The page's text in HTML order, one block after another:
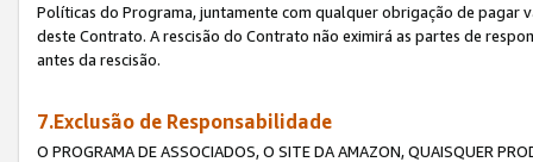
Políticas do Programa, juntamente com qualquer obrigação de
deste Contrato. A rescisão do Contrato não eximirá as partes de
antes da rescisão.
7.Exclusão de Responsabilidade
O PROGRAMA DE ASSOCIADOS, O SITE DA AMAZON, QUAISQUER